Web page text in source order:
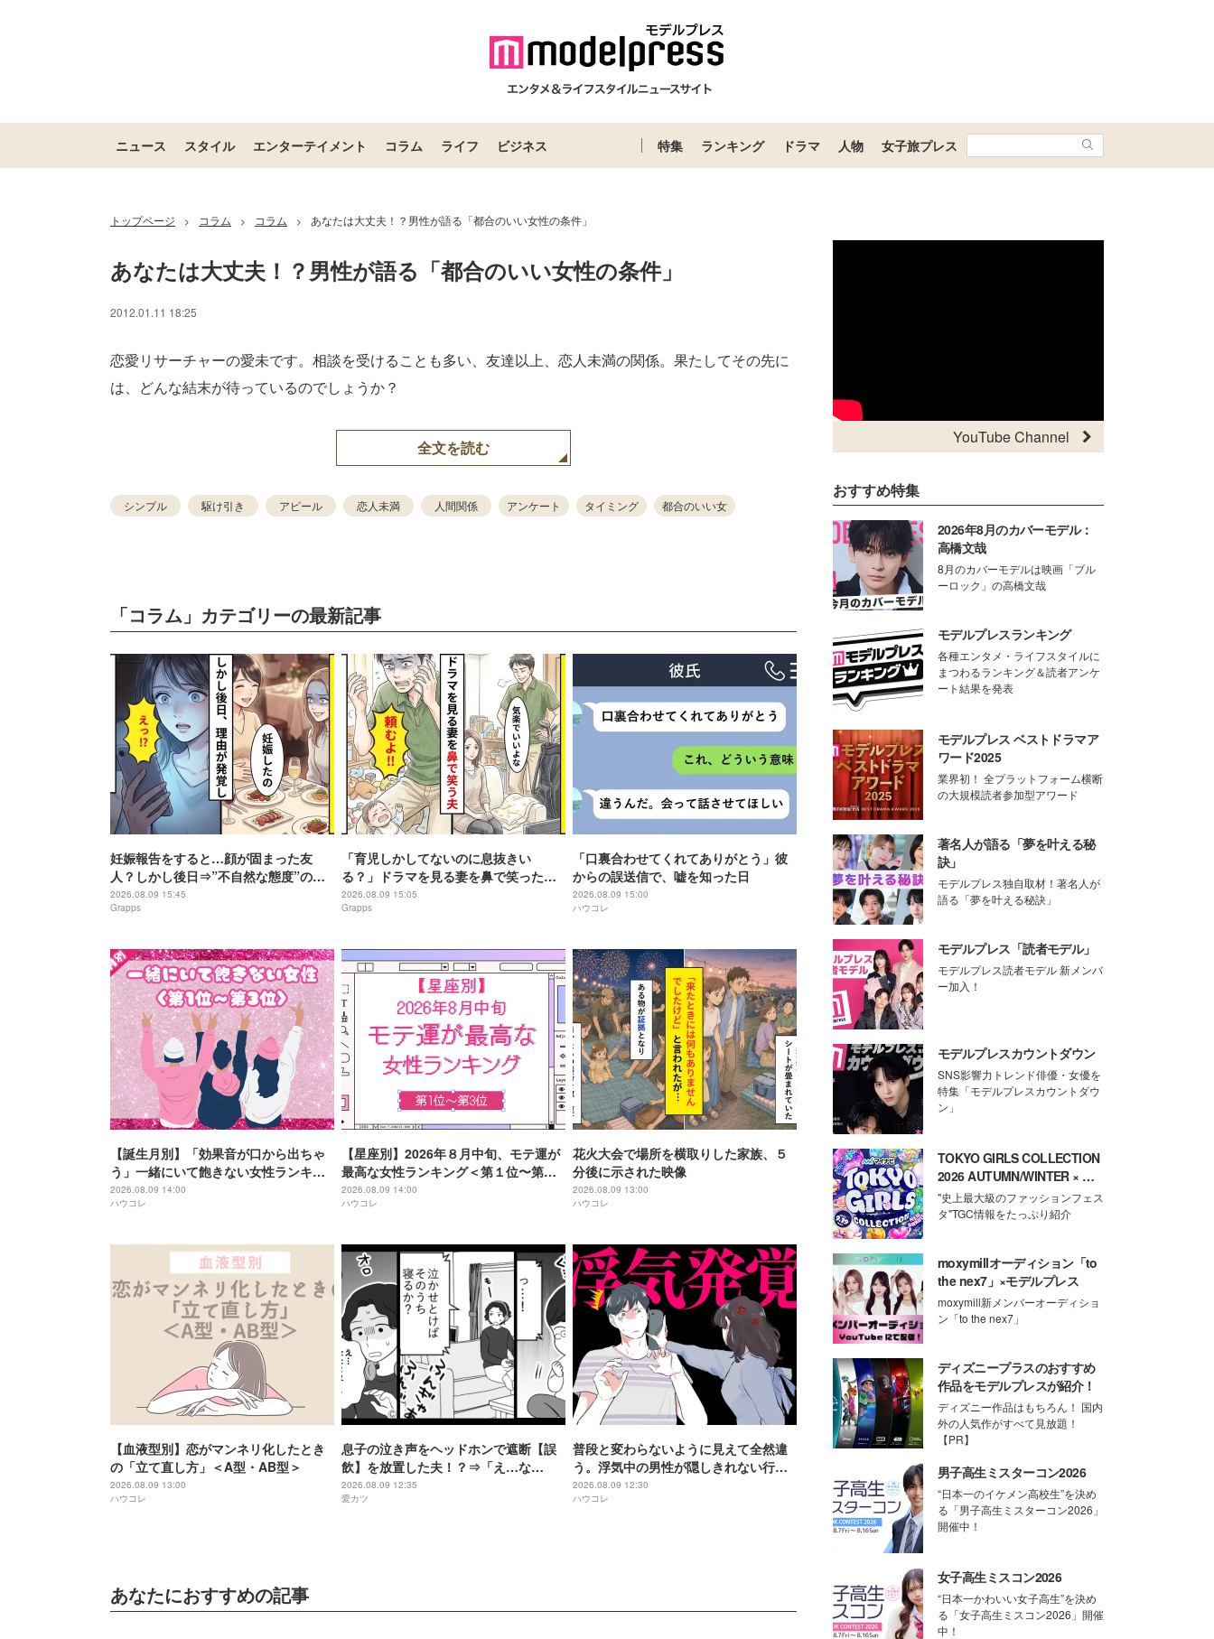
ニュース スタイル エンターテイメント コラム ライフ ビジネス 特集 ランキング ドラマ 人物 女子旅プレス
トップページ > コラム > コラム > あなたは大丈夫！？男性が語る「都合のいい女性の条件」
あなたは大丈夫！？男性が語る「都合のいい女性の条件」
2012.01.11 18:25
恋愛リサーチャーの愛未です。相談を受けることも多い、友達以上、恋人未満の関係。果たしてその先に
は、どんな結末が待っているのでしょうか？
全文を読む
シンプル 駆け引き アピール 恋人未満 人間関係 アンケート タイミング 都合のいい女
「コラム」カテゴリーの最新記事
妊娠報告をすると…顔が固まった友
人？しかし後日⇒”不自然な態度”のワ
ケが発覚し頭が真っ白になった話
2026.08.09 15:45
Grapps
「育児しかしてないのに息抜きい
る？」ドラマを見る妻を鼻で笑った
夫。しかし数日後⇒夫がパニックに陥
ったワケ
2026.08.09 15:05
Grapps
「口裏合わせてくれてありがとう」彼
からの誤送信で、嘘を知った日
2026.08.09 15:00
ハウコレ
【誕生月別】「効果音が口から出ちゃ
う」一緒にいて飽きない女性ランキン
グ＜第１位～第３位＞
2026.08.09 14:00
ハウコレ
【星座別】2026年８月中旬、モテ運が
最高な女性ランキング＜第１位〜第３
位＞
2026.08.09 14:00
ハウコレ
花火大会で場所を横取りした家族、５
分後に示された映像
2026.08.09 13:00
ハウコレ
【血液型別】恋がマンネリ化したとき
の「立て直し方」＜A型・AB型＞
2026.08.09 13:00
ハウコレ
息子の泣き声をヘッドホンで遮断【誤
飲】を放置した夫！？⇒「え…な
に…？」気づいた時には、息子の顔が
白かった話
2026.08.09 12:35
愛カツ
普段と変わらないように見えて全然違
う。浮気中の男性が隠しきれない行動
とは
2026.08.09 12:30
ハウコレ
あなたにおすすめの記事
YouTube Channel
おすすめ特集
2026年8月のカバーモデル：
高橋文哉
8月のカバーモデルは映画「ブル
ーロック」の高橋文哉
モデルプレスランキング
各種エンタメ・ライフスタイルに
まつわるランキング＆読者アンケ
ート結果を発表
モデルプレス ベストドラマア
ワード2025
業界初！ 全プラットフォーム横断
の大規模読者参加型アワード
著名人が語る「夢を叶える秘
訣」
モデルプレス独自取材！著名人が
語る「夢を叶える秘訣」
モデルプレス「読者モデル」
モデルプレス読者モデル 新メンバ
ー加入！
モデルプレスカウントダウン
SNS影響力トレンド俳優・女優を
特集「モデルプレスカウントダウ
ン」
TOKYO GIRLS COLLECTION
2026 AUTUMN/WINTER × モ
デルプレス
"史上最大級のファッションフェス
タ"TGC情報をたっぷり紹介
moxymillオーディション「to
the nex7」×モデルプレス
moxymill新メンバーオーディショ
ン「to the nex7」
ディズニープラスのおすすめ
作品をモデルプレスが紹介！
ディズニー作品はもちろん！ 国内
外の人気作がすべて見放題！
【PR】
男子高生ミスターコン2026
“日本一のイケメン高校生”を決め
る「男子高生ミスターコン2026」
開催中！
女子高生ミスコン2026
“日本一かわいい女子高生”を決め
る「女子高生ミスコン2026」開催
中！